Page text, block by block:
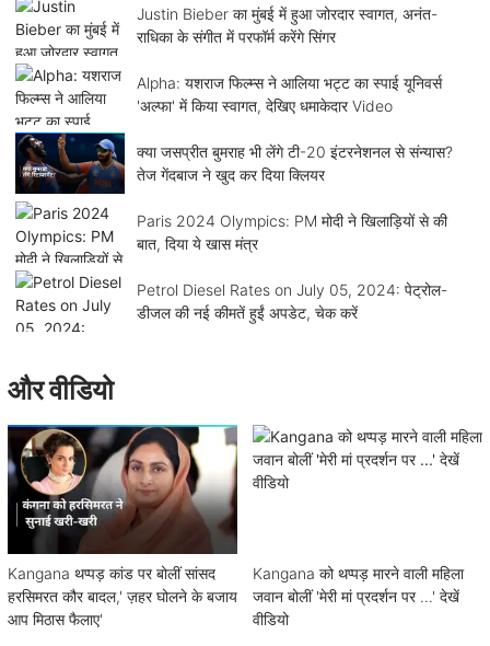
Justin Bieber का मुंबई में हुआ जोरदार स्वागत, अनंत-
राधिका के संगीत में परफॉर्म करेंगे सिंगर
Alpha: यशराज फिल्म्स ने आलिया भट्ट का स्पाई यूनिवर्स
'अल्फा' में किया स्वागत, देखिए धमाकेदार Video
क्या जसप्रीत बुमराह भी लेंगे टी-20 इंटरनेशनल से संन्यास?
तेज गेंदबाज ने खुद कर दिया क्लियर
Paris 2024 Olympics: PM मोदी ने खिलाड़ियों से की
बात, दिया ये खास मंत्र
Petrol Diesel Rates on July 05, 2024: पेट्रोल-
डीजल की नई कीमतें हुईं अपडेट, चेक करें
और वीडियो
Kangana थप्पड़ कांड पर बोलीं सांसद
हरसिमरत कौर बादल,' ज़हर घोलने के बजाय
आप मिठास फैलाए'
Kangana को थप्पड़ मारने वाली महिला
जवान बोलीं 'मेरी मां प्रदर्शन पर ...' देखें
वीडियो